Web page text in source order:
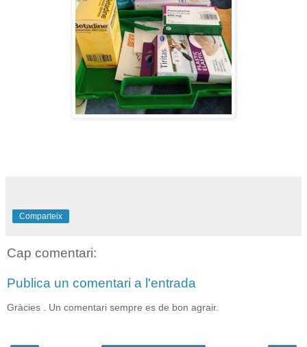
Comparteix
Cap comentari:
Publica un comentari a l'entrada
Gràcies . Un comentari sempre es de bon agrair.